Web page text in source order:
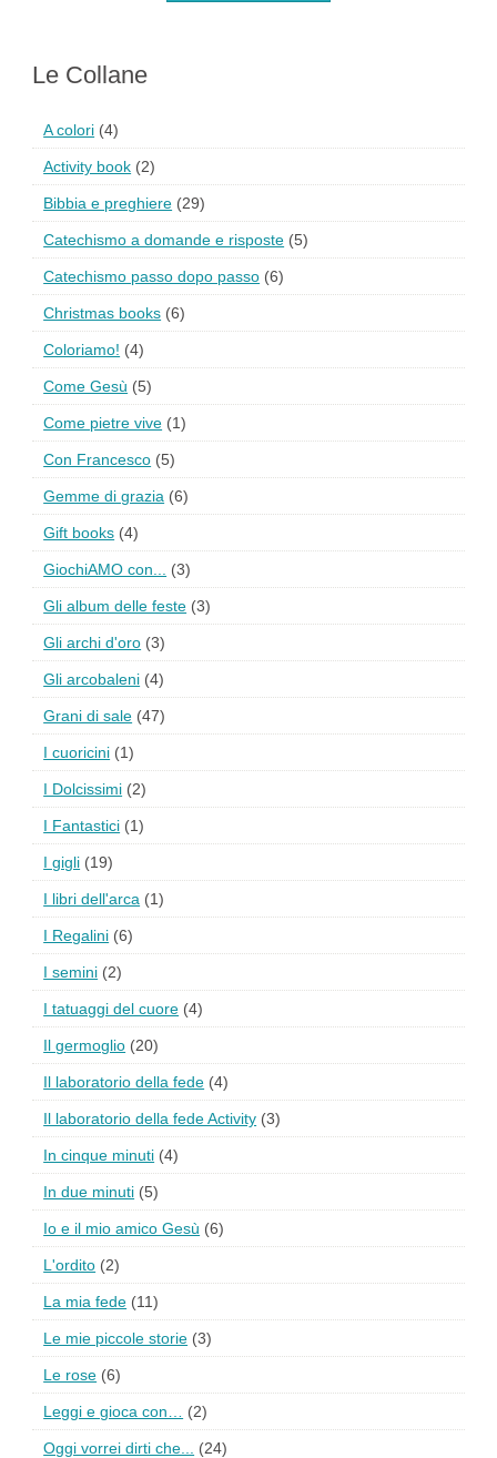
Le Collane
A colori (4)
Activity book (2)
Bibbia e preghiere (29)
Catechismo a domande e risposte (5)
Catechismo passo dopo passo (6)
Christmas books (6)
Coloriamo! (4)
Come Gesù (5)
Come pietre vive (1)
Con Francesco (5)
Gemme di grazia (6)
Gift books (4)
GiochiAMO con... (3)
Gli album delle feste (3)
Gli archi d'oro (3)
Gli arcobaleni (4)
Grani di sale (47)
I cuoricini (1)
I Dolcissimi (2)
I Fantastici (1)
I gigli (19)
I libri dell'arca (1)
I Regalini (6)
I semini (2)
I tatuaggi del cuore (4)
Il germoglio (20)
Il laboratorio della fede (4)
Il laboratorio della fede Activity (3)
In cinque minuti (4)
In due minuti (5)
Io e il mio amico Gesù (6)
L'ordito (2)
La mia fede (11)
Le mie piccole storie (3)
Le rose (6)
Leggi e gioca con… (2)
Oggi vorrei dirti che... (24)